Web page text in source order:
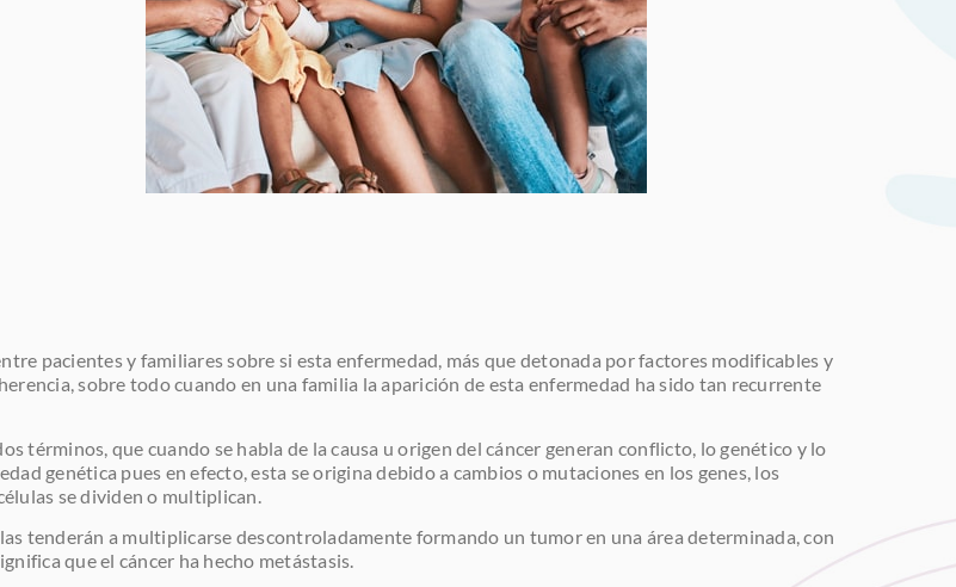
pacientes y familiares sobre si esta enfermedad, más que detonada por factores modificables y
sobre todo cuando en una familia la aparición de esta enfermedad ha sido tan recurrente
términos, que cuando se habla de la causa u origen del cáncer generan conflicto, lo genético y lo
genética pues en efecto, esta se origina debido a cambios o mutaciones en los genes, los
se dividen o multiplican.
tenderán a multiplicarse descontroladamente formando un tumor en una área determinada, con
que el cáncer ha hecho metástasis.